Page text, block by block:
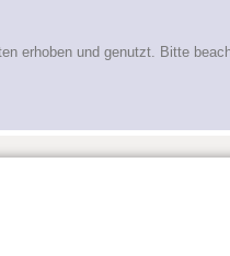
erhoben und genutzt. Bitte